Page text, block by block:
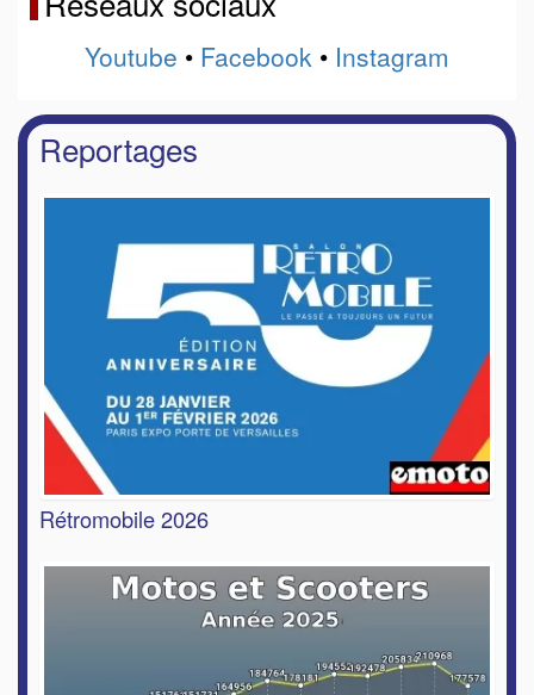
Youtube • Facebook • Instagram
Reportages
Rétromobile 2026